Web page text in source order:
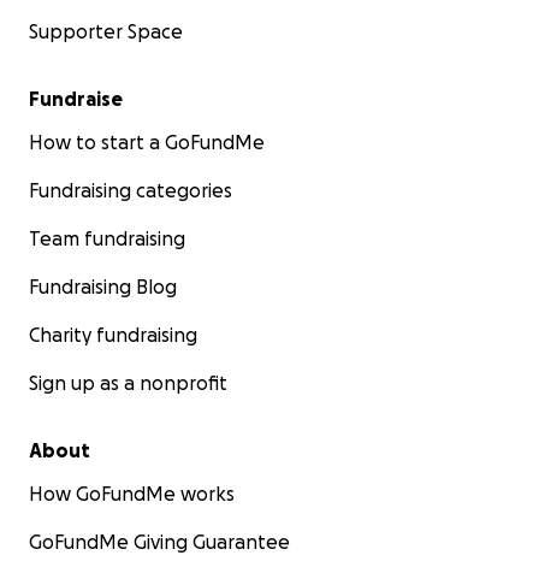
Supporter Space
Fundraise
How to start a GoFundMe
Fundraising categories
Team fundraising
Fundraising Blog
Charity fundraising
Sign up as a nonprofit
About
How GoFundMe works
GoFundMe Giving Guarantee